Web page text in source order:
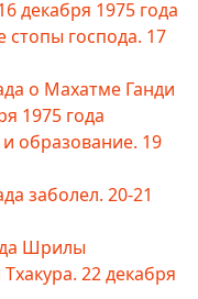
декабря 1975 года
стопы господа. 17
о Махатме Ганди
1975 года
и образование. 19
заболел. 20-21
Шрилы
22 декабря